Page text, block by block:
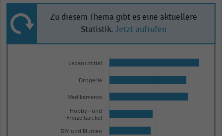
Zu diesem Thema gibt es eine aktuellere
Statistik. Jetzt aufrufen
Lebensmittel
Drogerie
Medikamente
Hobby- und
Freizeitartikel
DIY und Blumen